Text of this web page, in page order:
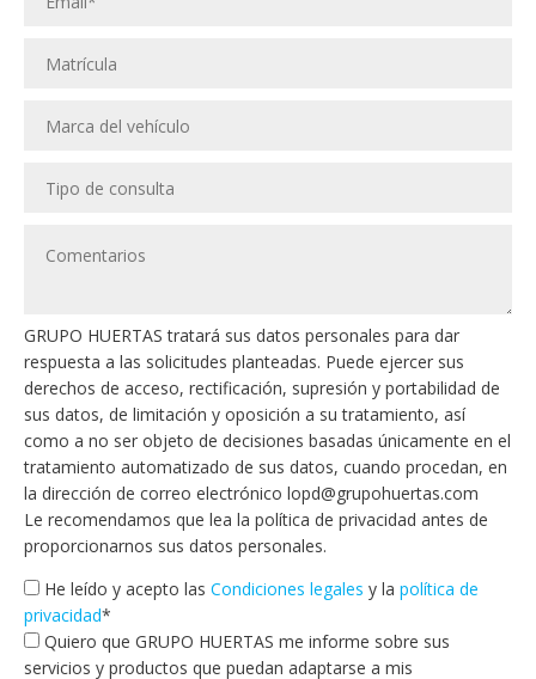
GRUPO HUERTAS tratará sus datos personales para dar
respuesta a las solicitudes planteadas. Puede ejercer sus
derechos de acceso, rectificación, supresión y portabilidad de
sus datos, de limitación y oposición a su tratamiento, así
como a no ser objeto de decisiones basadas únicamente en el
tratamiento automatizado de sus datos, cuando procedan, en
la dirección de correo electrónico lopd@grupohuertas.com
Le recomendamos que lea la política de privacidad antes de
proporcionarnos sus datos personales.
He leído y acepto las Condiciones legales y la política de
privacidad*
Quiero que GRUPO HUERTAS me informe sobre sus
servicios y productos que puedan adaptarse a mis